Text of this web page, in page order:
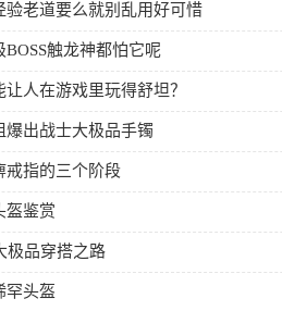
老道要么就别乱用好可惜
触龙神都怕它呢
人在游戏里玩得舒坦？
出战士大极品手镯
戒指的三个阶段
盔鉴赏
极品穿搭之路
罕头盔